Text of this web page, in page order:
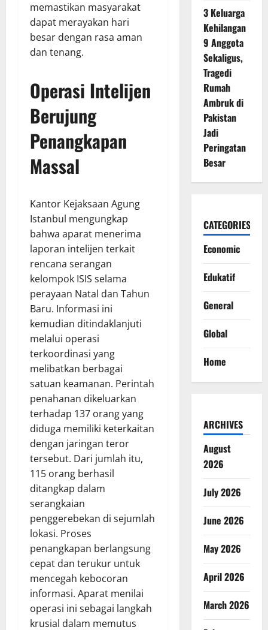
memastikan masyarakat
dapat merayakan hari
besar dengan rasa aman
dan tenang.
Operasi Intelijen
Berujung
Penangkapan
Massal
Kantor Kejaksaan Agung
Istanbul mengungkap
bahwa aparat menerima
laporan intelijen terkait
rencana serangan
kelompok ISIS selama
perayaan Natal dan Tahun
Baru. Informasi ini
kemudian ditindaklanjuti
melalui operasi
terkoordinasi yang
melibatkan berbagai
satuan keamanan. Perintah
penahanan dikeluarkan
terhadap 137 orang yang
diduga memiliki keterkaitan
dengan jaringan teror
tersebut. Dari jumlah itu,
115 orang berhasil
ditangkap dalam
serangkaian
penggerebekan di sejumlah
lokasi. Proses
penangkapan berlangsung
cepat dan terukur untuk
mencegah kebocoran
informasi. Aparat menilai
operasi ini sebagai langkah
krusial dalam memutus
3 Keluarga
Kehilangan
9 Anggota
Sekaligus,
Tragedi
Rumah
Ambruk di
Pakistan
Jadi
Peringatan
Besar
CATEGORIES
Economic
Edukatif
General
Global
Home
ARCHIVES
August
2026
July 2026
June 2026
May 2026
April 2026
March 2026